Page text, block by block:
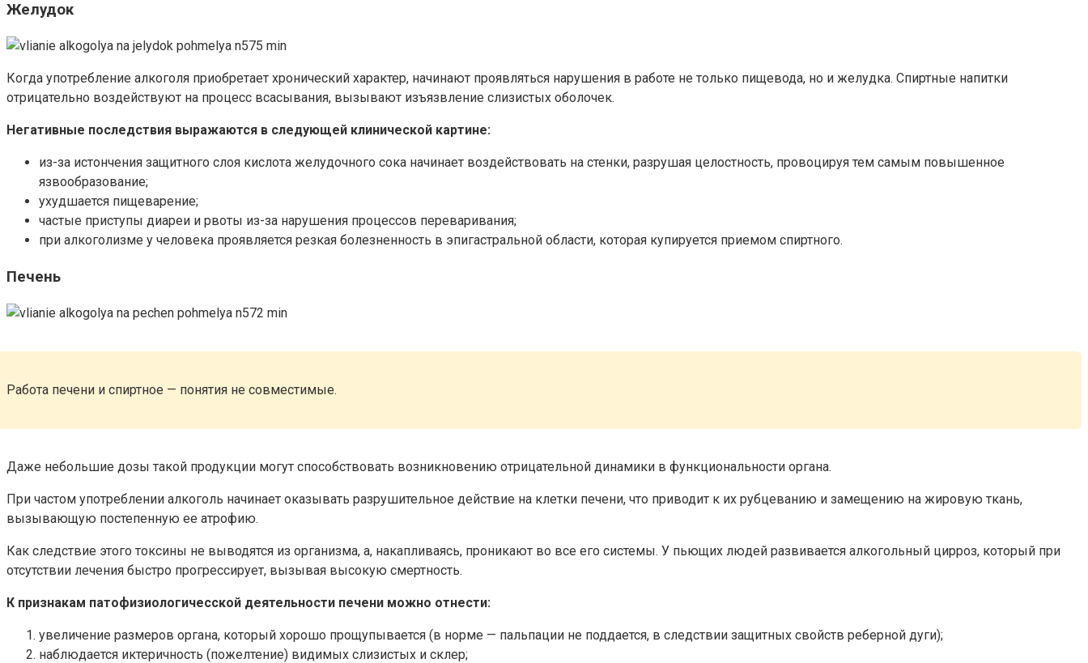
Желудок
Когда употребление алкоголя приобретает хронический характер, начинают проявляться нарушения в работе не только пищевода, но и желудка. Спиртные напитки
отрицательно воздействуют на процесс всасывания, вызывают изъязвление слизистых оболочек.
Негативные последствия выражаются в следующей клинической картине:
из-за истончения защитного слоя кислота желудочного сока начинает воздействовать на стенки, разрушая целостность, провоцируя тем самым повышенное
язвообразование;
ухудшается пищеварение;
частые приступы диареи и рвоты из-за нарушения процессов переваривания;
при алкоголизме у человека проявляется резкая болезненность в эпигастральной области, которая купируется приемом спиртного.
Печень
Работа печени и спиртное — понятия не совместимые.
Даже небольшие дозы такой продукции могут способствовать возникновению отрицательной динамики в функциональности органа.
При частом употреблении алкоголь начинает оказывать разрушительное действие на клетки печени, что приводит к их рубцеванию и замещению на жировую ткань,
вызывающую постепенную ее атрофию.
Как следствие этого токсины не выводятся из организма, а, накапливаясь, проникают во все его системы. У пьющих людей развивается алкогольный цирроз, который при
отсутствии лечения быстро прогрессирует, вызывая высокую смертность.
К признакам патофизиологичесской деятельности печени можно отнести:
увеличение размеров органа, который хорошо прощупывается (в норме — пальпации не поддается, в следствии защитных свойств реберной дуги);
наблюдается иктеричность (пожелтение) видимых слизистых и склер;